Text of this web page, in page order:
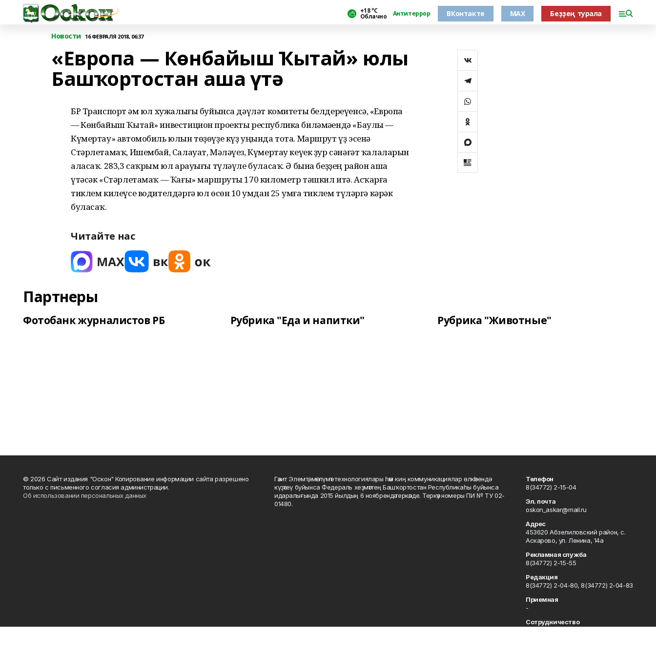
+18 °С
Облачно Антитеррор ВКонтакте MAX Беҙҙең турала
Новости 16 ФЕВРАЛЯ 2018, 06:37
«Европа — Көнбайыш Ҡытай» юлы
Башҡортостан аша үтә
БР Транспорт һәм юл хужалығы буйынса дәүләт комитеты белдереүенсә, «Европа
— Көнбайыш Ҡытай» инвестицион проекты республика биләмәһендә «Баулы —
Күмертау» автомобиль юлын төҙөүҙе күҙ уңында тота. Маршрут үҙ эсенә
Стәрлетамаҡ, Ишембай, Салауат, Мәләүез, Күмертау кеүек ҙур сәнәғәт ҡалаларын
аласаҡ. 283,3 саҡрым юл арауығы түләүле буласаҡ. Ә бына беҙҙең район аша
үтәсәк «Стәрлетамаҡ — Ҡағы» маршруты 170 километр тәшкил итә. Асҡарға
тиклем килеүсе водителдәргә юл өсөн 10 һумдан 25 һумға тиклем түләргә кәрәк
буласаҡ.
Читайте нас
Партнеры
Фотобанк журналистов РБ Рубрика "Еда и напитки" Рубрика "Животные"
© 2026 Сайт издания "Оскон" Копирование информации сайта разрешено
только с письменного согласия администрации.
Об использовании персональных данных
Гәзит Элемтә, мәғлүмәт технологиялары һәм киң коммуникациялар өлкәһендә
күҙәтеү буйынса Федераль хеҙмәттең Башҡортостан Республикаһы буйынса
идаралығында 2015 йылдың 6 ноябрендә теркәлде. Теркәү номеры ПИ № ТУ 02-
01480.
Телефон
8(34772) 2-15-04
Эл. почта
oskon_askar@mail.ru
Адрес
453620 Абзелиловский район, с.
Аскарово, ул. Ленина, 14а
Рекламная служба
8(34772) 2-15-55
Редакция
8(34772) 2-04-80, 8(34772) 2-04-83
Приемная
-
Сотрудничество